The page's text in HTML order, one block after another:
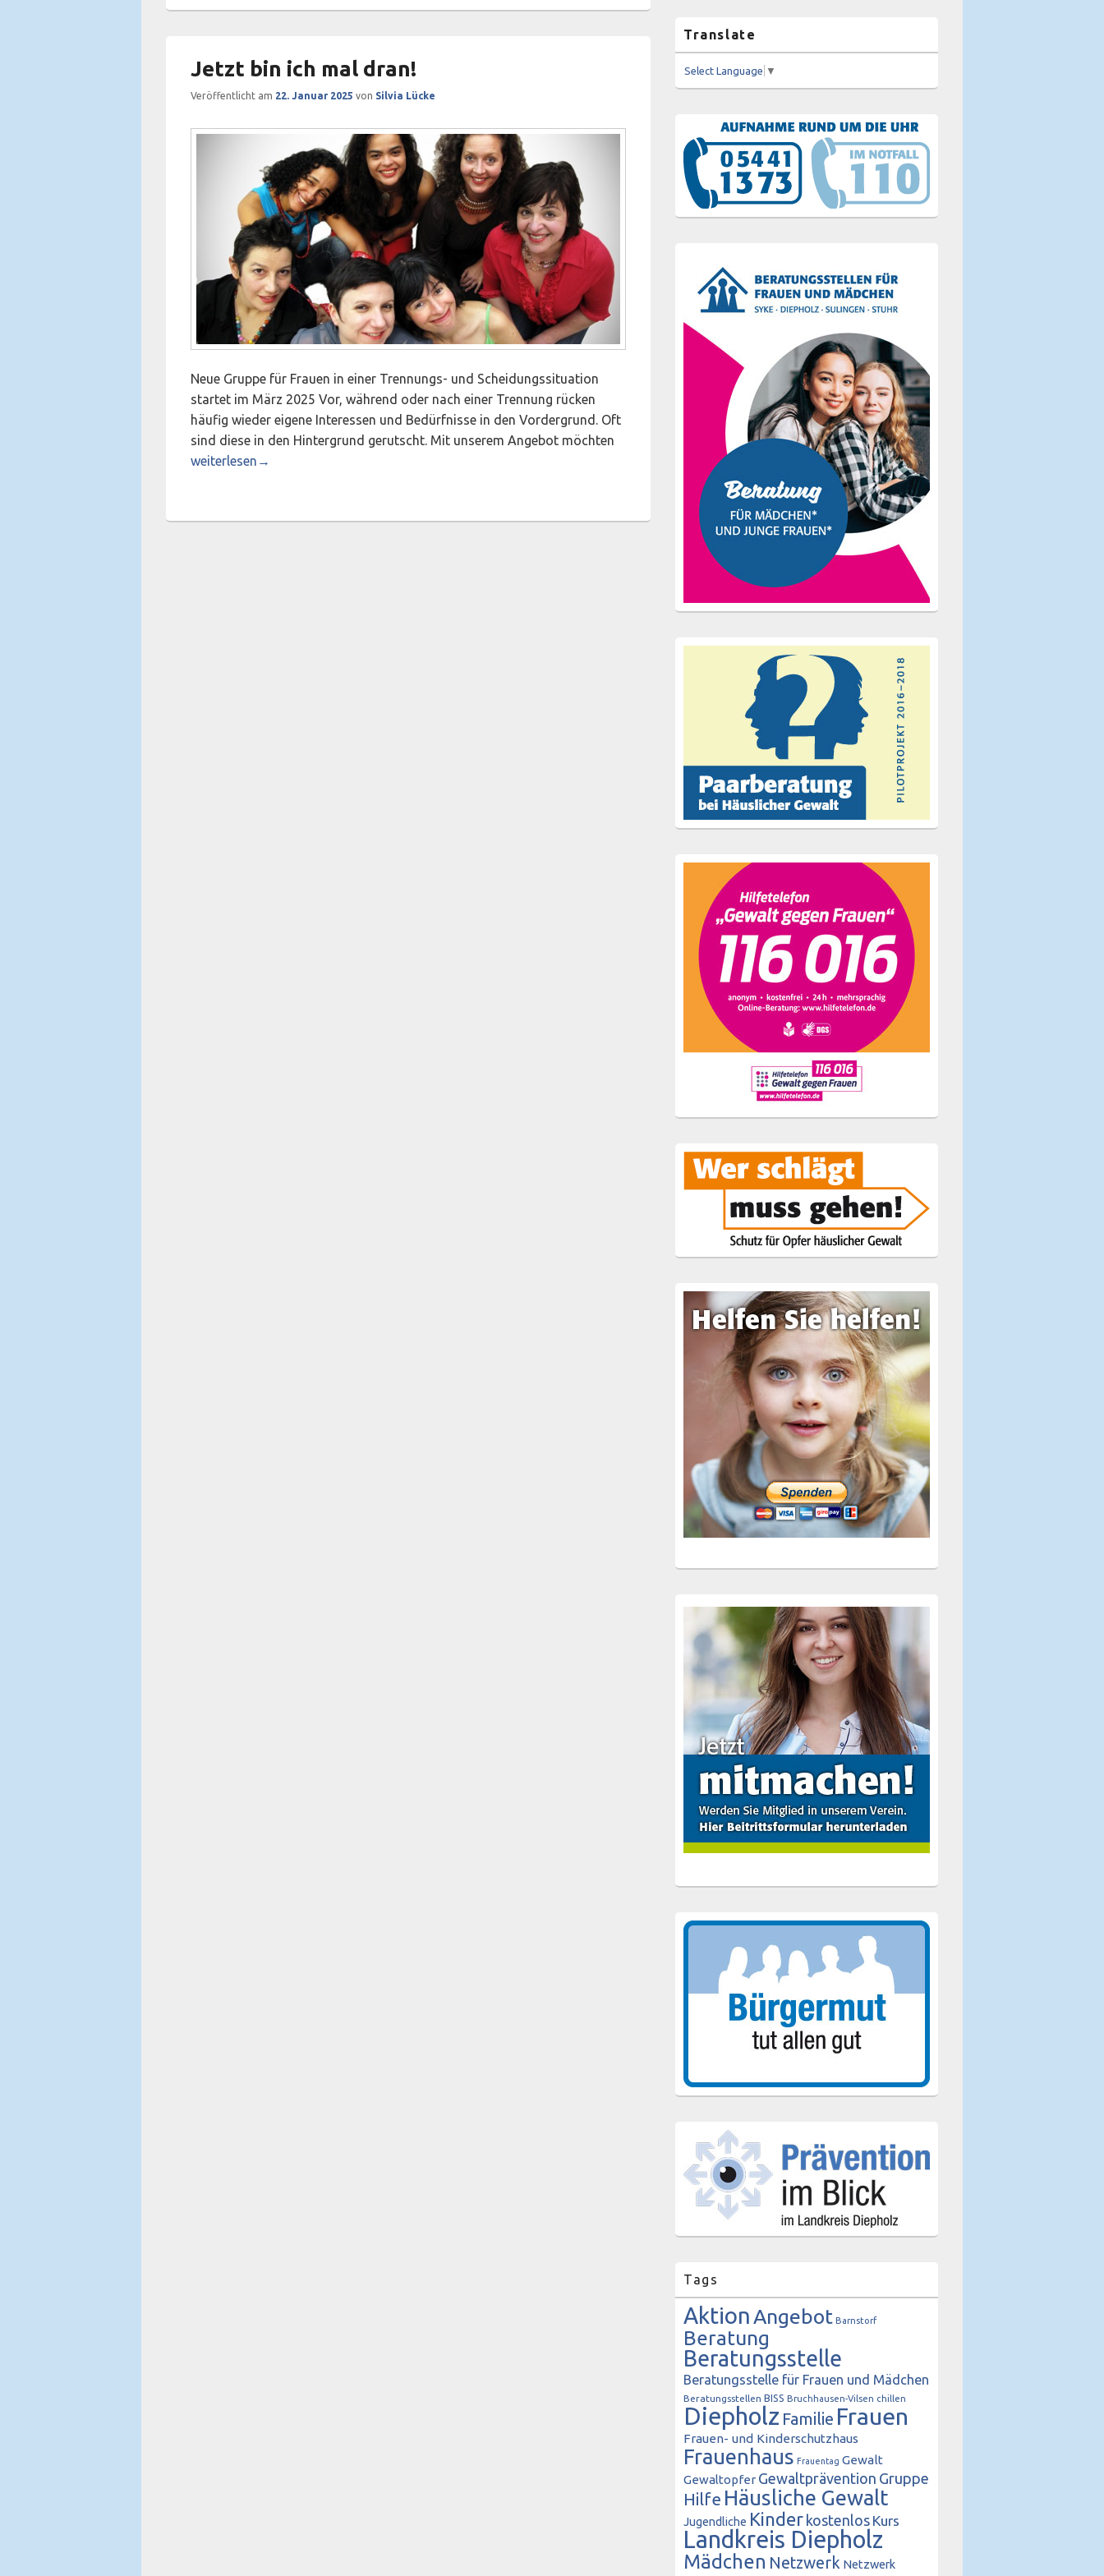
Jetzt bin ich mal dran!
Veröffentlicht am 22. Januar 2025 von Silvia Lücke
Neue Gruppe für Frauen in einer Trennungs- und Scheidungssituation
startet im März 2025 Vor, während oder nach einer Trennung rücken
häufig wieder eigene Interessen und Bedürfnisse in den Vordergrund. Oft
sind diese in den Hintergrund gerutscht. Mit unserem Angebot möchten
Jetzt bin ich mal dran!
weiterlesen →
Translate
Select Language ▼
Tags
AktionAngebot Barnstorf
Beratung
Beratungsstelle
Beratungsstelle für Frauen und Mädchen
Beratungsstellen BISS Bruchhausen-Vilsen chillen
Diepholz Familie Frauen
Frauen- und Kinderschutzhaus
Frauenhaus Frauentag Gewalt
Gewaltopfer Gewaltprävention Gruppe
Hilfe Häusliche Gewalt
Jugendliche Kinder kostenlos Kurs
Landkreis Diepholz
Mädchen Netzwerk Netzwerk